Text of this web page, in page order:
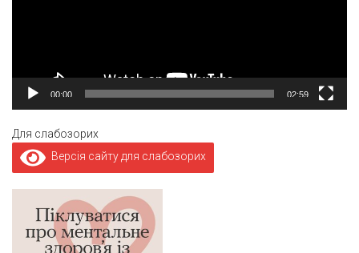
00:00 02:59
Для слабозорих
Версія сайту для слабозорих